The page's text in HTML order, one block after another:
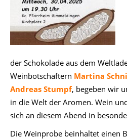
der Schokolade aus dem
Weinbotschaftern Martina
Andreas Stumpf, begeben wir
in die Welt der Aromen. Wein
sich an diesem Abend in
Die Weinprobe beinhaltet einen